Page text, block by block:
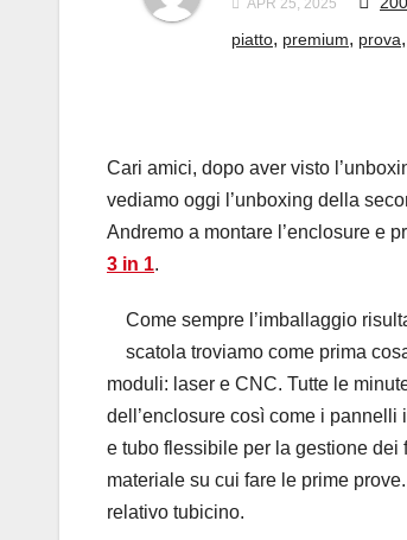
APR 25, 2025
piatto, premium, prova,
Cari amici, dopo aver visto
vediamo oggi l’unboxing della
Andremo a montare l’enclosure e
3 in 1.
Come sempre l’imballaggio
scatola troviamo come prima
moduli: laser e CNC. Tutte le
dell’enclosure così come i
e tubo flessibile per la gestione dei
materiale su cui fare le prime
relativo tubicino.